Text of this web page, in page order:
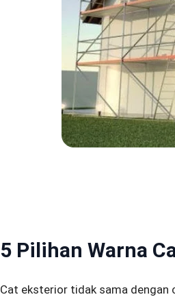
5 Pilihan Warna
Cat eksterior tidak sama dengan